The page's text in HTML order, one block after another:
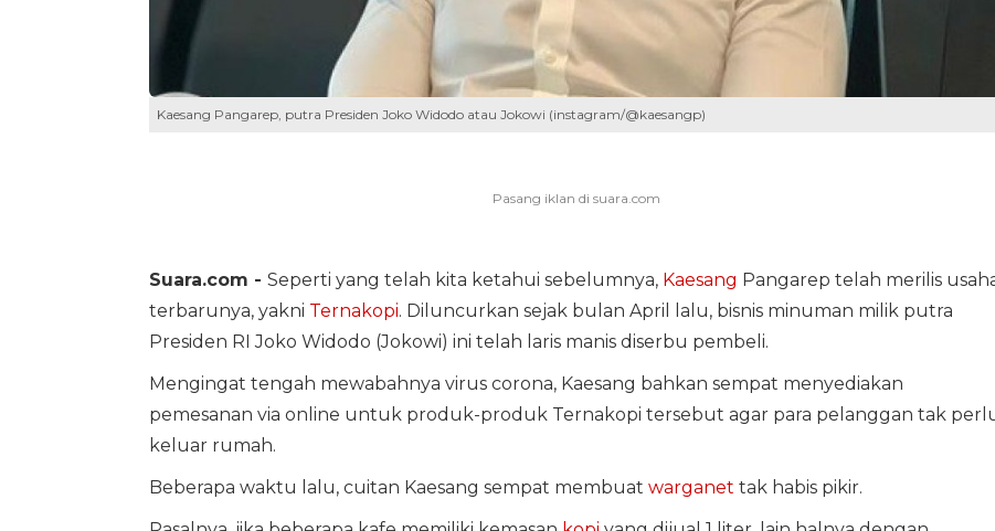
Kaesang Pangarep, putra Presiden Joko Widodo atau Jokowi (instagram/@kaesangp)
Suara.com - Seperti yang telah kita ketahui sebelumnya, Kaesang Pangarep telah merilis
terbarunya, yakni Ternakopi. Diluncurkan sejak bulan April lalu, bisnis minuman milik putra
Presiden RI Joko Widodo (Jokowi) ini telah laris manis diserbu pembeli.
Mengingat tengah mewabahnya virus corona, Kaesang bahkan sempat menyediakan
pemesanan via online untuk produk-produk Ternakopi tersebut agar para pelanggan tak
keluar rumah.
Beberapa waktu lalu, cuitan Kaesang sempat membuat warganet tak habis pikir.